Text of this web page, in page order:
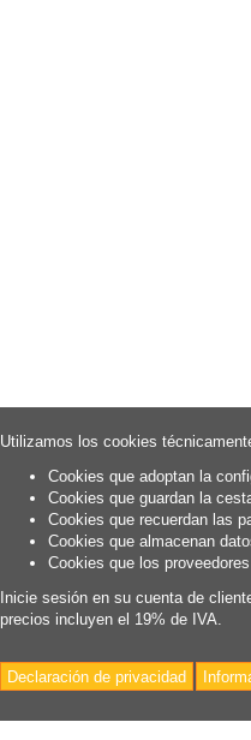
Utilizamos los cookies
Cookies que adoptan la
Cookies que guardan la
Cookies que recuerdan las
Cookies que almacenan
Cookies que los
Inicie sesión en su cuenta de
precios incluyen el 19% de IVA.
Declaración de privacidad